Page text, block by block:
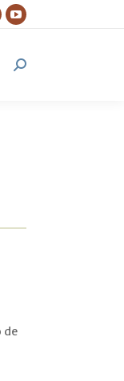
YouTube
opens
Search:
de